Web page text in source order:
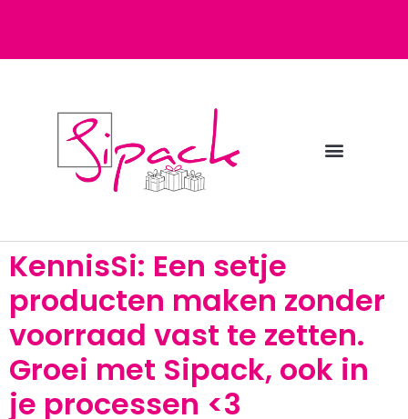
KennisSi: Een setje
producten maken zonder
voorraad vast te zetten.
Groei met Sipack, ook in
je processen <3